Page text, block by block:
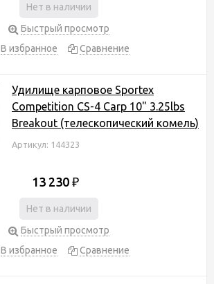
Нет в наличии
Быстрый просмотр
В избранное
Сравнение
Удилище карповое Sportex
Competition CS-4 Carp 10" 3.25lbs
Breakout (телескопический комель)
Артикул: 144323
13 230 ₽
Нет в наличии
Быстрый просмотр
В избранное
Сравнение